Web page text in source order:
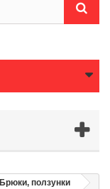
Брюки, ползунки